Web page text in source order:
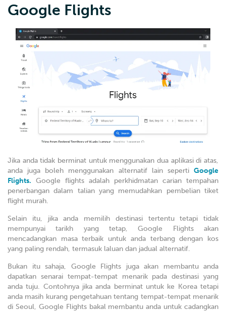
Google Flights
Jika anda tidak berminat untuk menggunakan dua aplikasi di atas,
anda juga boleh menggunakan alternatif lain seperti Google
Flights. Google flights adalah perkhidmatan carian tempahan
penerbangan dalam talian yang memudahkan pembelian tiket
flight murah.
Selain itu, jika anda memilih destinasi tertentu tetapi tidak
mempunyai tarikh yang tetap, Google Flights akan
mencadangkan masa terbaik untuk anda terbang dengan kos
yang paling rendah, termasuk laluan dan jadual alternatif.
Bukan itu sahaja, Google Flights juga akan membantu anda
dapatkan senarai tempat-tempat menarik pada destinasi yang
anda tuju. Contohnya jika anda berminat untuk ke Korea tetapi
anda masih kurang pengetahuan tentang tempat-tempat menarik
di Seoul, Google Flights bakal membantu anda untuk cadangkan